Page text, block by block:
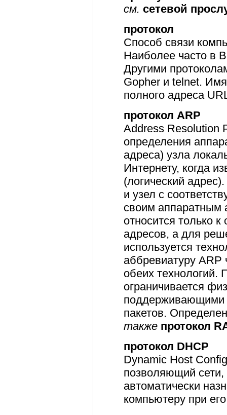
см. сетевой
протокол
Способ связи
Наиболее часто в
Другими
Gopher и telnet.
полного адреса
протокол ARP
Address Resolution
определения
адреса) узла
Интернету, когда
(логический
и узел с
своим аппаратным
относится только
адресов, а для
используется
аббревиатуру ARP
обеих технологий.
ограничивается
поддерживающими
пакетов.
также протокол
протокол DHCP
Dynamic Host
позволяющий сети,
автоматически
компьютеру при